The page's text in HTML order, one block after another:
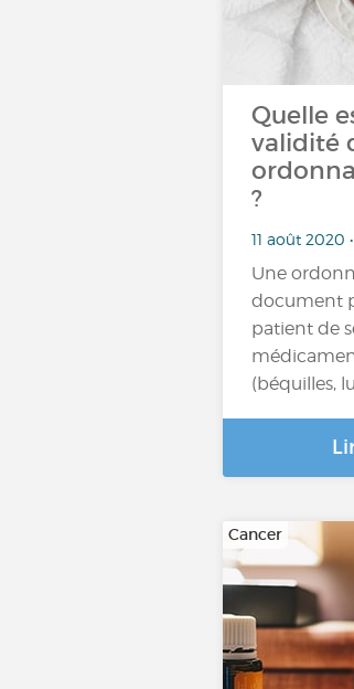
Quelle
validité
?
11 août 2020
Une
document
patient de
(béquilles,
Cancer